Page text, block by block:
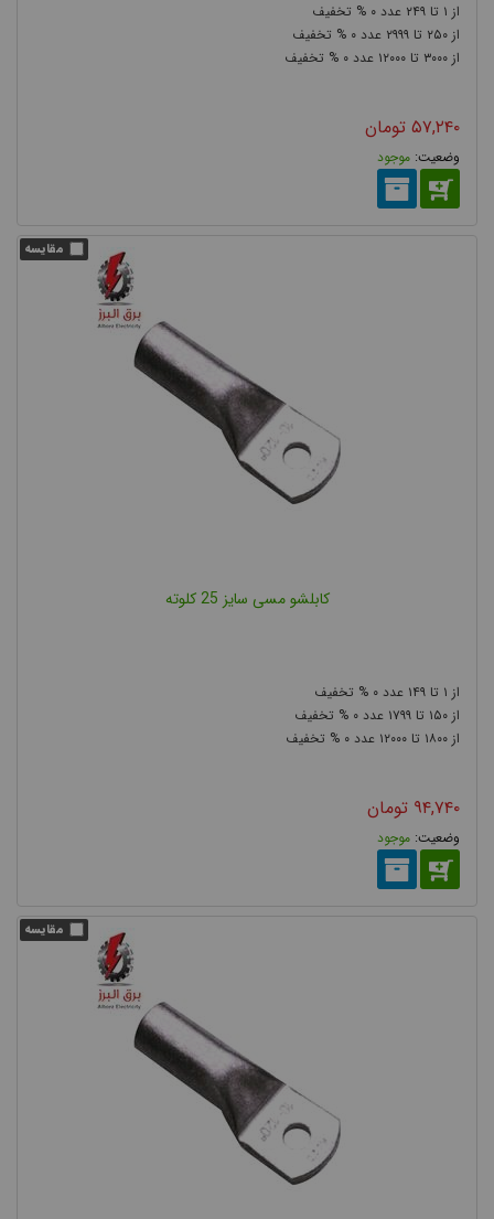
انواع کابلشو از نظر جنس
و کابلشو بی متال تقسیم می شوند. جنس کابلشو باید با توجه به
جنس کابل انتخاب شود. زیرا در صورت اتصال کابلشو متفاوت با جنس
هادی کابل مورد نظر، به مرور محل اتصال دچار خوردگی شده و از هم
جدا می شوند.
این نوع کابل شو برای اتصال کابل با هادی مسی به تجهیز با سطح
اتصال مسی طراحی و تولید شده است.کابلشو مسی
کابلشو آلومینیومی
این نوع کابلشو نیز همانطور که از نامش پیداست، به منظور برقراری
کابلشو بی متال ساخته شده از دو بخش مسی و آلومینیومی می باشد.
هرگاه جنس هادی کابل مورد نظر و جنس محل اتصال یکسان نباشد
می توان از انواع کابلشو بی متال استفاده کرد. اتصال مس و آلومینیوم
به عنوان مثال از کابلشو بی متال به منظور اتصال کابل آلومینیومی به
شینه مسی استفاده می شود. زیرا اگر این اتصال را با استفاده از کابلشو
یکپارچه ( کابلشو مسی یا آلومینیومی) انجام دهیم، به مرور زمان عمل
۱ ۲۴۹
۰
۲۵۰
۲۹۹۹
۰
۳۰۰۰
۱۲۰۰۰ ۰
۵۷,۲۴۰ تومان
موجود
کابلشو مسی سایز 25 کلوته
۱ ۱۴۹
۰
۱۵۰
۱۷۹۹
۰
۱۸۰۰
۱۲۰۰۰ ۰
۹۴,۷۴۰ تومان
موجود